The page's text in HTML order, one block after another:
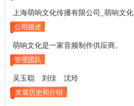
上海萌响文化传播有限公司_萌响文化
公司描述
萌响文化是一家音频制作供应商。
管理团队
吴玉聪 刘佳 沈玲
发展历史和介绍